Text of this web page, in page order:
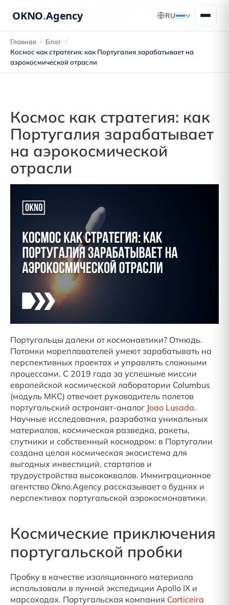
OKNO.Agency RU
Главная / Блог /
Космос как стратегия: как Португалия зарабатывает на
аэрокосмической отрасли
ВНЖ, ПМЖ и гражданства
Космос как стратегия: как
Португалия зарабатывает
на аэрокосмической
отрасли
Португальцы далеки от космонавтики? Отнюдь.
Потомки мореплавателей умеют зарабатывать на
перспективных проектах и управлять сложными
процессами. С 2019 года за успешные миссии
европейской космической лаборатории Columbus
(модуль МКС) отвечает руководитель полетов
португальский астронавт-аналог Joao Lusada.
Научные исследования, разработка уникальных
материалов, космическая разведка, ракеты,
спутники и собственный космодром: в Португалии
создана целая космическая экосистема для
выгодных инвестиций, стартапов и
трудоустройства высококвалов. Иммиграционное
агентство Okno.Agency рассказывает о буднях и
перспективах португальской аэрокосмонавтики.
Космические приключения
португальской пробки
Пробку в качестве изоляционного материала
использовали в лунной экспедиции Apollo IX и
марсоходах. Португальская компания Corticeira